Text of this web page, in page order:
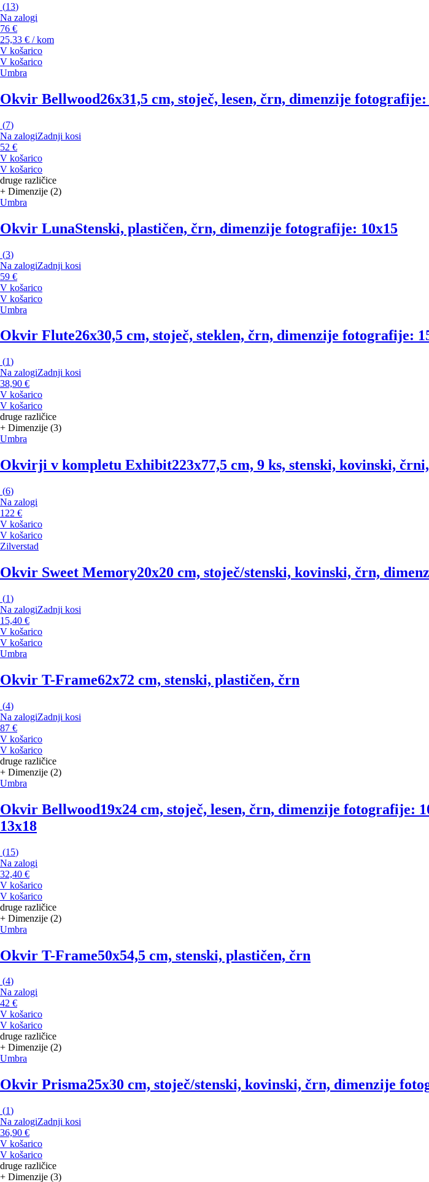
(13)
Na zalogi
76 €
25,33 € / kom
V košarico
V košarico
Umbra
Okvir Bellwood26x31,5 cm, stoječ, lesen, črn, dimenzije
(7)
Na zalogiZadnji kosi
52 €
V košarico
V košarico
druge različice
+ Dimenzije (2)
Umbra
Okvir LunaStenski, plastičen, črn, dimenzije fotografije: 10x15
(3)
Na zalogiZadnji kosi
59 €
V košarico
V košarico
Umbra
Okvir Flute26x30,5 cm, stoječ, steklen, črn, dimenzije fotografije:
(1)
Na zalogiZadnji kosi
38,90 €
V košarico
V košarico
druge različice
+ Dimenzije (3)
Umbra
Okvirji v kompletu Exhibit223x77,5 cm, 9 ks, stenski, kovinski,
(6)
Na zalogi
122 €
V košarico
V košarico
Zilverstad
Okvir Sweet Memory20x20 cm, stoječ/stenski, kovinski, črn,
(1)
Na zalogiZadnji kosi
15,40 €
V košarico
V košarico
Umbra
Okvir T-Frame62x72 cm, stenski, plastičen, črn
(4)
Na zalogiZadnji kosi
87 €
V košarico
V košarico
druge različice
+ Dimenzije (2)
Umbra
Okvir Bellwood19x24 cm, stoječ, lesen, črn, dimenzije
13x18
(15)
Na zalogi
32,40 €
V košarico
V košarico
druge različice
+ Dimenzije (2)
Umbra
Okvir T-Frame50x54,5 cm, stenski, plastičen, črn
(4)
Na zalogi
42 €
V košarico
V košarico
druge različice
+ Dimenzije (2)
Umbra
Okvir Prisma25x30 cm, stoječ/stenski, kovinski, črn, dimenzije
(1)
Na zalogiZadnji kosi
36,90 €
V košarico
V košarico
druge različice
+ Dimenzije (3)